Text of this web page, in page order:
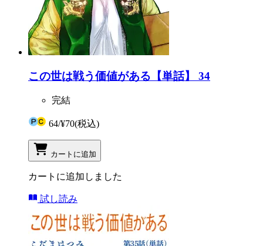
この世は戦う価値がある【単話】 34
完結
64/¥70(税込)
カートに追加
カートに追加しました
試し読み